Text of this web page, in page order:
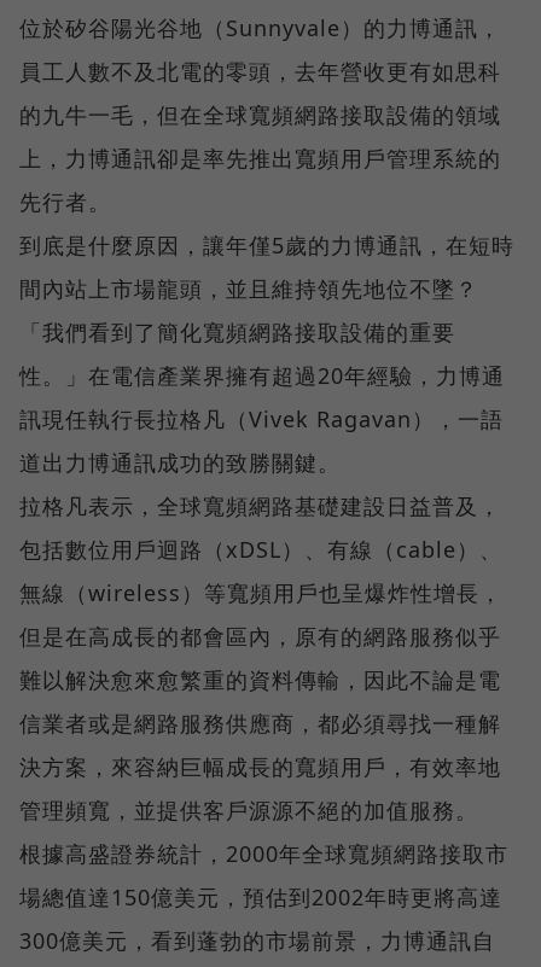
位於矽谷陽光谷地（Sunnyvale）的力博通訊，
員工人數不及北電的零頭，去年營收更有如思科
的九牛一毛，但在全球寬頻網路接取設備的領域
上，力博通訊卻是率先推出寬頻用戶管理系統的
先行者。
到底是什麼原因，讓年僅5歲的力博通訊，在短時
間內站上市場龍頭，並且維持領先地位不墜？
「我們看到了簡化寬頻網路接取設備的重要
性。」在電信產業界擁有超過20年經驗，力博通
訊現任執行長拉格凡（Vivek Ragavan），一語
道出力博通訊成功的致勝關鍵。
拉格凡表示，全球寬頻網路基礎建設日益普及，
包括數位用戶迴路（xDSL）、有線（cable）、
無線（wireless）等寬頻用戶也呈爆炸性增長，
但是在高成長的都會區內，原有的網路服務似乎
難以解決愈來愈繁重的資料傳輸，因此不論是電
信業者或是網路服務供應商，都必須尋找一種解
決方案，來容納巨幅成長的寬頻用戶，有效率地
管理頻寬，並提供客戶源源不絕的加值服務。
根據高盛證券統計，2000年全球寬頻網路接取市
場總值達150億美元，預估到2002年時更將高達
300億美元，看到蓬勃的市場前景，力博通訊自